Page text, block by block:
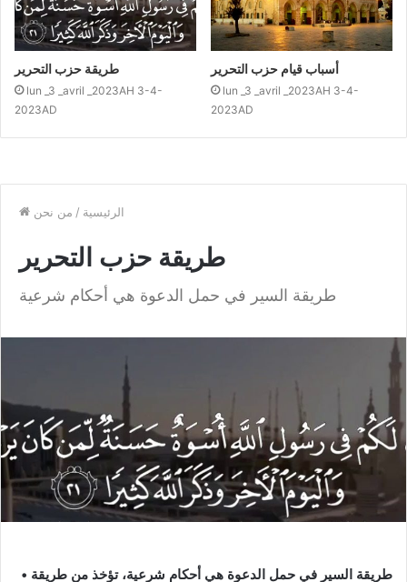
طريقة حزب التحرير
lun _3 _avril _2023AH 3-4-
2023AD
أسباب قيام حزب التحرير
lun _3 _avril _2023AH 3-4-
2023AD